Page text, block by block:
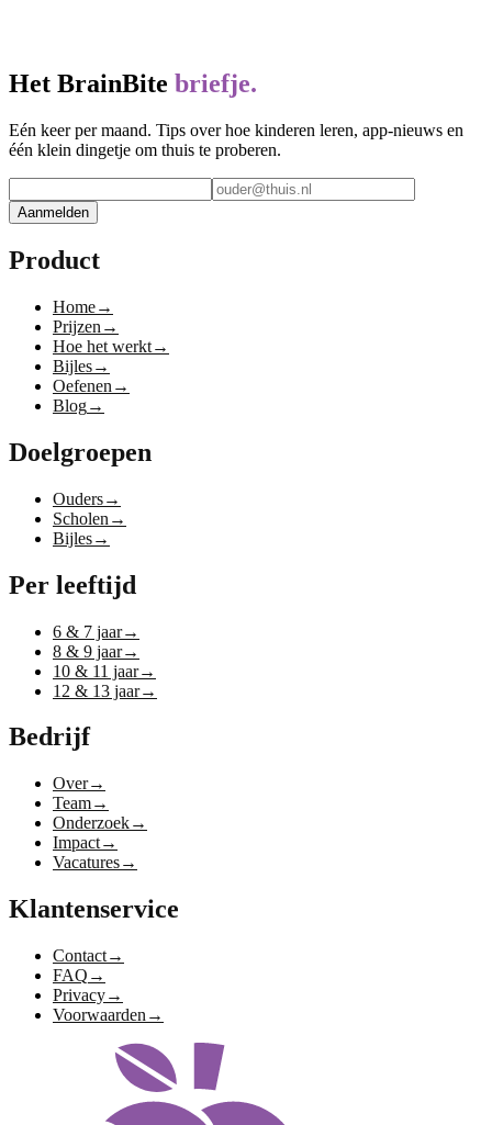
Het BrainBite briefje.
Eén keer per maand. Tips over hoe kinderen leren, app-nieuws en
één klein dingetje om thuis te proberen.
Aanmelden
Product
Home→
Prijzen →
Hoe het werkt→
Bijles→
Oefenen →
Blog→
Doelgroepen
Ouders→
Scholen →
Bijles→
Per leeftijd
6 & 7 jaar→
8 & 9 jaar→
10 & 11 jaar→
12 & 13 jaar→
Bedrijf
Over→
Team→
Onderzoek→
Impact→
Vacatures→
Klantenservice
Contact→
FAQ →
Privacy→
Voorwaarden →